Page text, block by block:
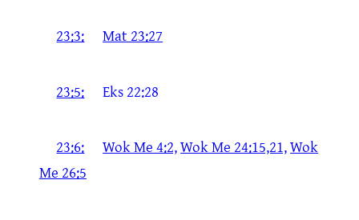
23:3: Mat 23:27
23:5: Eks 22:28
23:6: Wok Me 4:2,Wok Me 24:15,21,Wok
Me 26:5